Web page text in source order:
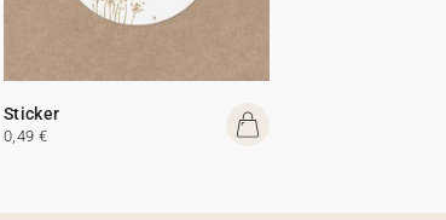
Sticker
0,49 €